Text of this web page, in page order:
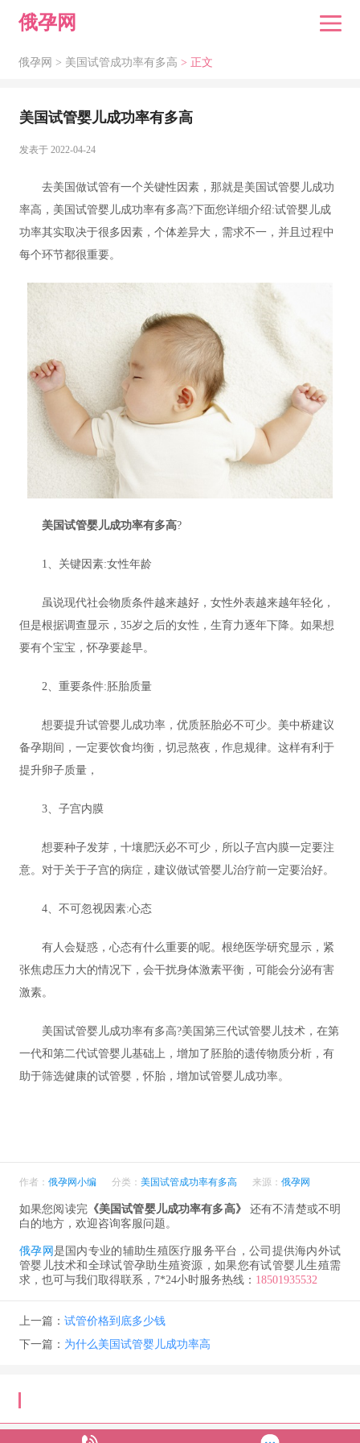
俄孕网
俄孕网 > 美国试管成功率有多高 > 正文
美国试管婴儿成功率有多高
发表于 2022-04-24
去美国做试管有一个关键性因素，那就是美国试管婴儿成功
率高，美国试管婴儿成功率有多高?下面您详细介绍:试管婴儿成
功率其实取决于很多因素，个体差异大，需求不一，并且过程中
每个环节都很重要。
美国试管婴儿成功率有多高?
1、关键因素:女性年龄
虽说现代社会物质条件越来越好，女性外表越来越年轻化，
但是根据调查显示，35岁之后的女性，生育力逐年下降。如果想
要有个宝宝，怀孕要趁早。
2、重要条件:胚胎质量
想要提升试管婴儿成功率，优质胚胎必不可少。美中桥建议
备孕期间，一定要饮食均衡，切忌熬夜，作息规律。这样有利于
提升卵子质量，
3、子宫内膜
想要种子发芽，十壤肥沃必不可少，所以子宫内膜一定要注
意。对于关于子宫的病症，建议做试管婴儿治疗前一定要治好。
4、不可忽视因素:心态
有人会疑惑，心态有什么重要的呢。根绝医学研究显示，紧
张焦虑压力大的情况下，会干扰身体激素平衡，可能会分泌有害
激素。
美国试管婴儿成功率有多高?美国第三代试管婴儿技术，在第
一代和第二代试管婴儿基础上，增加了胚胎的遗传物质分析，有
助于筛选健康的试管婴，怀胎，增加试管婴儿成功率。
作者： 俄孕网小编 分类： 美国试管成功率有多高 来源： 俄孕网
如果您阅读完《美国试管婴儿成功率有多高》
还有不清楚或不明
白的地方，欢迎咨询客服问题。
俄孕网 是国内专业的辅助生殖医疗服务平台，公司提供海内外试
管婴儿技术和全球试管孕助生殖资源，如果您有试管婴儿生殖需
求，也可与我们取得联系，7*24小时服务热线： 18501935532
上一篇： 试管价格到底多少钱
下一篇： 为什么美国试管婴儿成功率高